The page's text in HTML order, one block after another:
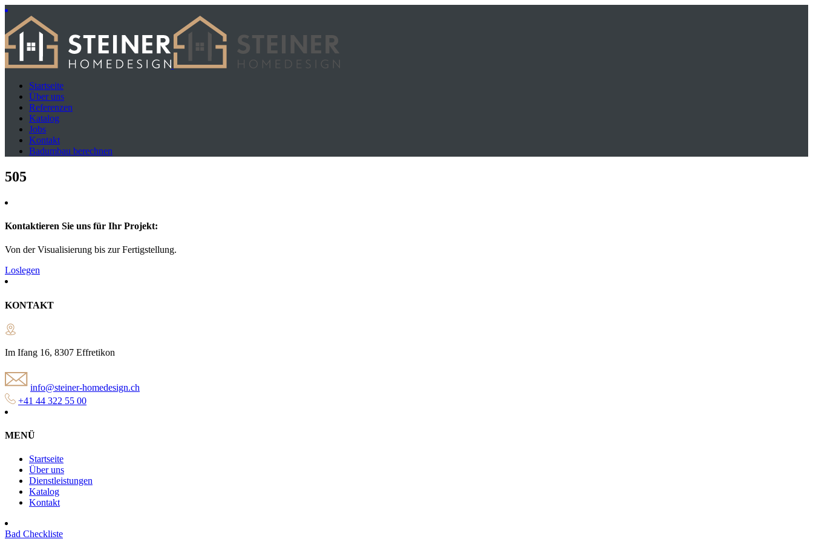
Startseite
Über uns
Referenzen
Katalog
Jobs
Kontakt
Badumbau berechnen
505
Kontaktieren Sie uns für Ihr Projekt:
Von der Visualisierung bis zur Fertigstellung.
Loslegen
KONTAKT
Im Ifang 16, 8307 Effretikon
info@steiner-homedesign.ch
+41 44 322 55 00
MENÜ
Startseite
Über uns
Dienstleistungen
Katalog
Kontakt
Bad Checkliste